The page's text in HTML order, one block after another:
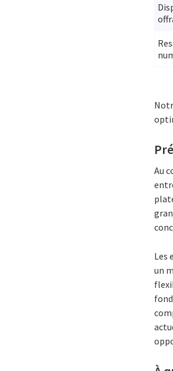
Au
Les
un